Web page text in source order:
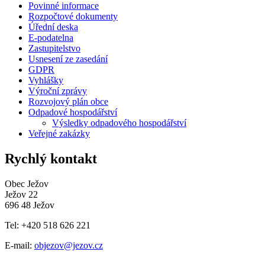
Povinné informace
Rozpočtové dokumenty
Úřední deska
E-podatelna
Zastupitelstvo
Usnesení ze zasedání
GDPR
Vyhlášky
Výroční zprávy
Rozvojový plán obce
Odpadové hospodářství
Výsledky odpadového hospodářství
Veřejné zakázky
Rychlý kontakt
Obec Ježov
Ježov 22
696 48 Ježov
Tel: +420 518 626 221
E-mail: objezov@jezov.cz